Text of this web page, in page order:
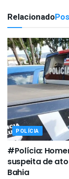
Relacionado
POLÍCIA
#Polícia:
suspeita de
Bahia